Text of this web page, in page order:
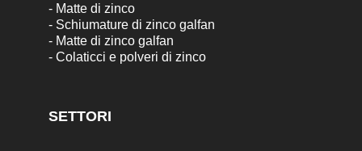
- Matte di zinco
- Schiumature di zinco galfan
- Matte di zinco galfan
- Colaticci e polveri di zinco
SETTORI